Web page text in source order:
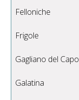
Felloniche
Frigole
Gagliano del Capo
Galatina